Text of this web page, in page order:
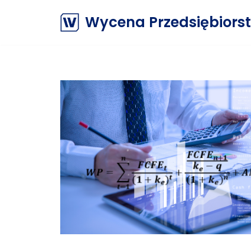
Wycena